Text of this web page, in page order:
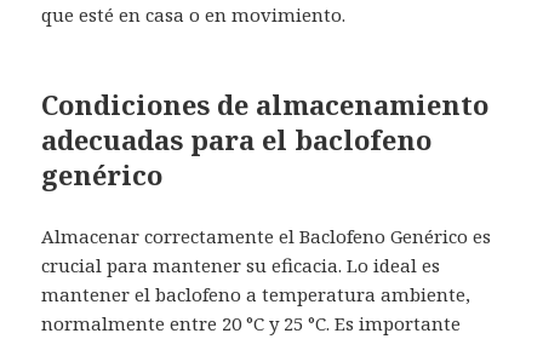
que esté en casa o en movimiento.
Condiciones de almacenamiento
adecuadas para el baclofeno
genérico
Almacenar correctamente el Baclofeno Genérico es
crucial para mantener su eficacia. Lo ideal es
mantener el baclofeno a temperatura ambiente,
normalmente entre 20 °C y 25 °C. Es importante